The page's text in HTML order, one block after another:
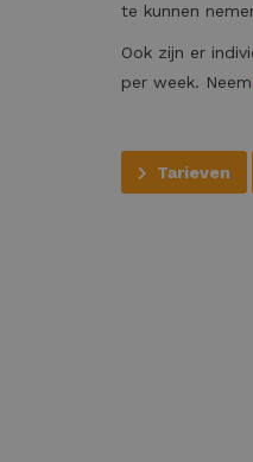
te kunnen
Ook zijn er
per week. Neem
Tarieven